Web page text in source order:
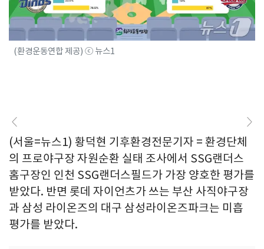
(환경운동연합 제공) ⓒ 뉴스1
(서울=뉴스1) 황덕현 기후환경전문기자 = 환경단체
의 프로야구장 자원순환 실태 조사에서 SSG랜더스
홈구장인 인천 SSG랜더스필드가 가장 양호한 평가를
받았다. 반면 롯데 자이언츠가 쓰는 부산 사직야구장
과 삼성 라이온즈의 대구 삼성라이온즈파크는 미흡
평가를 받았다.